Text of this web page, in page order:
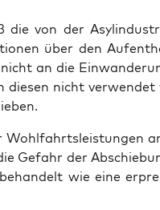
die von der
über den
an die
die­sen nicht
Wohl­fahrts­leis­tun­gen
Gefahr der
wie eine